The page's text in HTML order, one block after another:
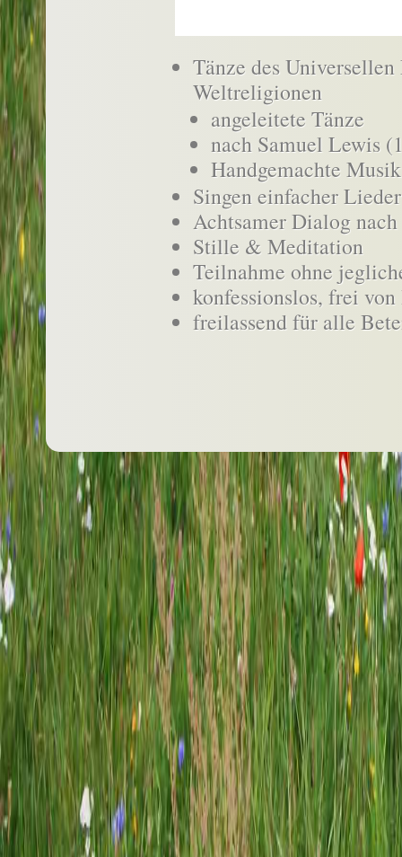
Tänze des
Weltreligionen
angeleitete Tänze
nach Samuel Lewis
Handgemachte Musik
Singen einfacher Lieder
Achtsamer Dialog
Stille & Meditation
Teilnahme ohne
konfessionslos, frei von
freilassend für alle